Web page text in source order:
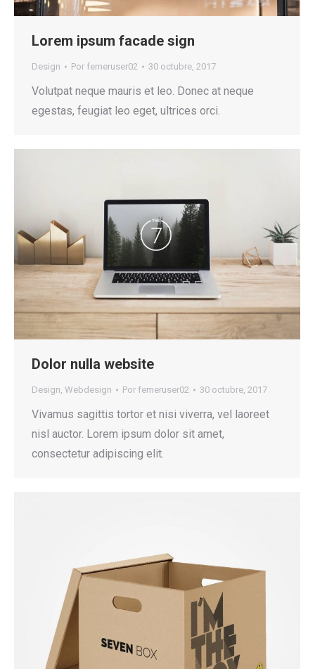
Lorem ipsum facade sign
Design Por femeruser02 30 octubre, 2017
Volutpat neque mauris et leo. Donec at neque
egestas, feugiat leo eget, ultrices orci.
Dolor nulla website
Design, Webdesign Por femeruser02 30 octubre, 2017
Vivamus sagittis tortor et nisi viverra, vel laoreet
nisl auctor. Lorem ipsum dolor sit amet,
consectetur adipiscing elit.